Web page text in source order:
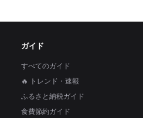
ガイド
すべてのガイド
🔥 トレンド・速報
ふるさと納税ガイド
食費節約ガイド